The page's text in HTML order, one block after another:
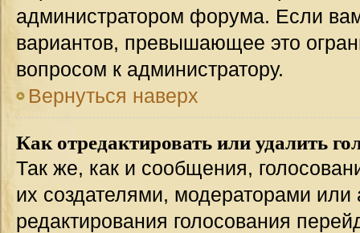
администратором форума. Если
вариантов, превышающее это
вопросом к администратору.
Вернуться наверх
Как отредактировать или удалить
Так же, как и сообщения,
их создателями, модераторами
редактирования голосования